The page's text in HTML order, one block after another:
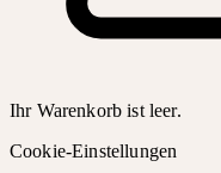
Ihr Warenkorb ist leer.
Cookie-Einstellungen